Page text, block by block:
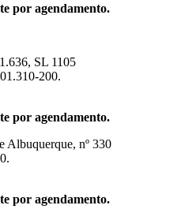
por agendamento.
SL 1105
200.
por agendamento.
Albuquerque, nº 330
por agendamento.